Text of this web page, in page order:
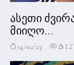
ასეთი
მიიღო...
14/02/23